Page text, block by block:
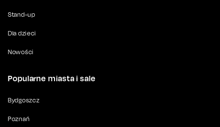
Stand-up
Dla dzieci
Nowości
Popularne miasta i sale
Bydgoszcz
Poznań